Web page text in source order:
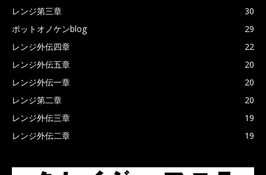
レンジ第三章
30
ポットオノケンblog
29
レンジ外伝四章
22
レンジ外伝五章
20
レンジ外伝一章
20
レンジ第二章
20
レンジ外伝三章
19
レンジ外伝二章
19